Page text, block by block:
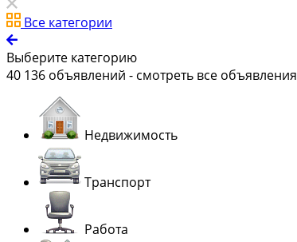
Все категории
Выберите категорию
40 136 объявлений - смотреть все объявления
Недвижимость
Транспорт
Работа